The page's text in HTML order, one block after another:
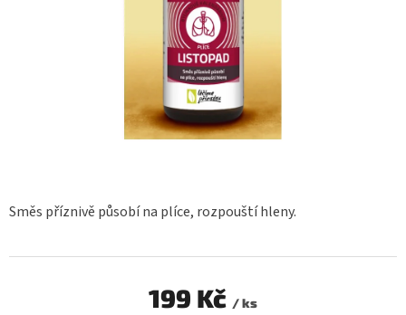
Směs příznivě působí na plíce, rozpouští hleny.
199 Kč / ks